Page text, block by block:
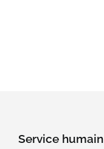
Service humain